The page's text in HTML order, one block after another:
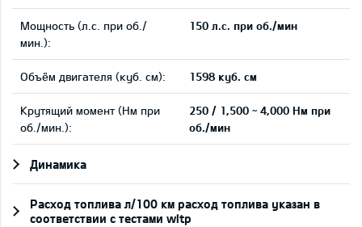
Мощность (л.с. при об./
мин.):
150 л.с. при об./мин
Объём двигателя (куб. см): 1598 куб. см
Крутящий момент (Нм при
об./мин.):
250 / 1,500 ~ 4,000 Нм при
об./мин
Динамика
Pасход топлива л/100 км расход топлива указан в
соответствии с тестами wltp